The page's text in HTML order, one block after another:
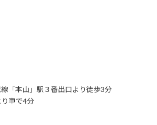
「本山」駅３番出口より徒歩3分
車で4分